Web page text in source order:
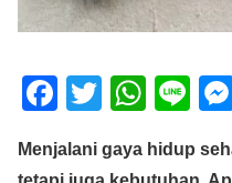
F
c
T
tt
W
at
Li
e
Menjalani gaya hidup